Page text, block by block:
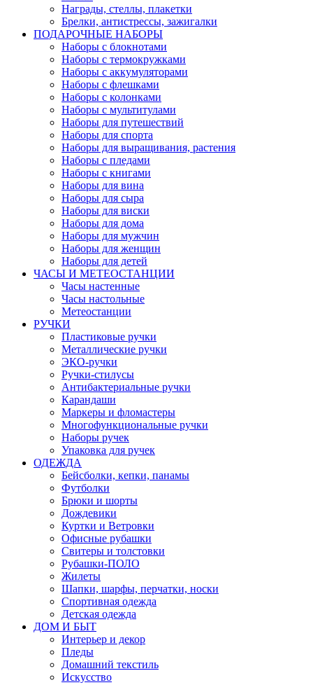
Награды, стеллы, плакетки
Брелки, антистрессы, зажигалки
ПОДАРОЧНЫЕ НАБОРЫ
Наборы с блокнотами
Наборы с термокружками
Наборы с аккумуляторами
Наборы с флешками
Наборы с колонками
Наборы с мультитулами
Наборы для путешествий
Наборы для спорта
Наборы для выращивания, растения
Наборы с пледами
Наборы с книгами
Наборы для вина
Наборы для сыра
Наборы для виски
Наборы для дома
Наборы для мужчин
Наборы для женщин
Наборы для детей
ЧАСЫ И МЕТЕОСТАНЦИИ
Часы настенные
Часы настольные
Метеостанции
РУЧКИ
Пластиковые ручки
Металлические ручки
ЭКО-ручки
Ручки-стилусы
Антибактериальные ручки
Карандаши
Маркеры и фломастеры
Многофункциональные ручки
Наборы ручек
Упаковка для ручек
ОДЕЖДА
Бейсболки, кепки, панамы
Футболки
Брюки и шорты
Дождевики
Куртки и Ветровки
Офисные рубашки
Свитеры и толстовки
Рубашки-ПОЛО
Жилеты
Шапки, шарфы, перчатки, носки
Спортивная одежда
Детская одежда
ДОМ И БЫТ
Интерьер и декор
Пледы
Домашний текстиль
Искусство